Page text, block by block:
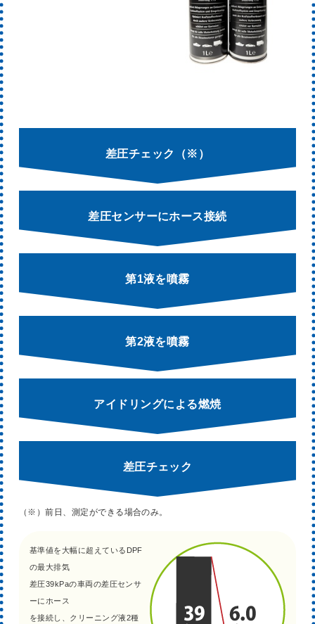
差圧チェック（※）
差圧センサーにホース接続
第1液を噴霧
第2液を噴霧
アイドリングによる燃焼
差圧チェック
（※）前日、測定ができる場合のみ。
基準値を大幅に超えているDPF
の最大排気
差圧39kPaの車両の差圧センサ
ーにホース
を接続し、クリーニング液2種